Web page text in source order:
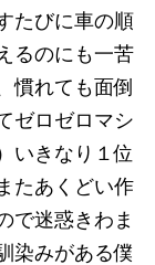
たびに車の順
るのにも一苦
慣れても面倒
ゼロゼロマシ
いきなり１位
たあくどい作
で迷惑きわま
染みがある僕